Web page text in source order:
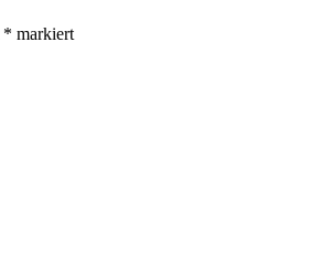
* markiert